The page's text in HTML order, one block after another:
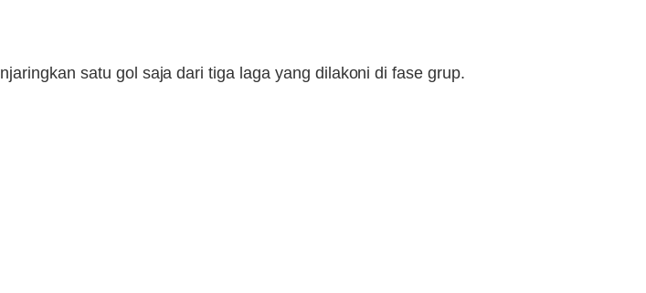
satu gol saja dari tiga laga yang dilakoni di fase grup.